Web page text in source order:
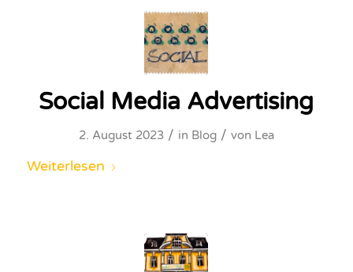
Social Media Advertising
2. August 2023 / in Blog / von Lea
Weiterlesen